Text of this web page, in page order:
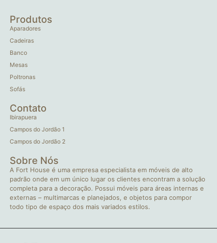
Produtos
Aparadores
Cadeiras
Banco
Mesas
Poltronas
Sofás
Contato
Ibirapuera
Campos do Jordão 1
Campos do Jordão 2
Sobre Nós
A Fort House é uma empresa especialista em móveis de alto
padrão onde em um único lugar os clientes encontram a solução
completa para a decoração. Possui móveis para áreas internas e
externas – multimarcas e planejados, e objetos para compor
todo tipo de espaço dos mais variados estilos.